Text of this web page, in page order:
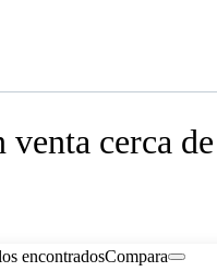
cerca de
encontradosCompara